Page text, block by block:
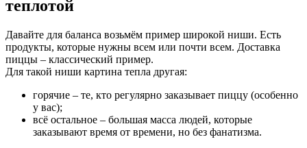
теплотой
Давайте для баланса возьмём пример широкой ниши. Есть
продукты, которые нужны всем или почти всем. Доставка
пиццы – классический пример.
Для такой ниши картина тепла другая:
горячие – те, кто регулярно заказывает пиццу (особенно
у вас);
всё остальное – большая масса людей, которые
заказывают время от времени, но без фанатизма.